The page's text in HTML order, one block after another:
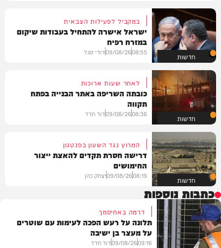
חדשות
במקביל לפעילות הצבאית
ישראל אישרה להתחיל בעבודות שיקום
במזרח רפיח
08:55
09/08/26דודי סגל
חדשות
לאחר שעות ארוכות
כובתה השריפה באתר הבנייה בפתח
תקווה
08:36
09/08/26דוד חדד
חדשות
המרוץ נגד השעון בפנטגון
דרישה חסרת תקדים להאצת ייצור
החימושים
08:19
09/08/26יצחק כהן
כתבות נוספות
דרמה באחיסמך
תלונה על רעש הפכה לעימות עם שוטרים
על מעצר בן ישיבה
09:16
09/08/26דוד חדד